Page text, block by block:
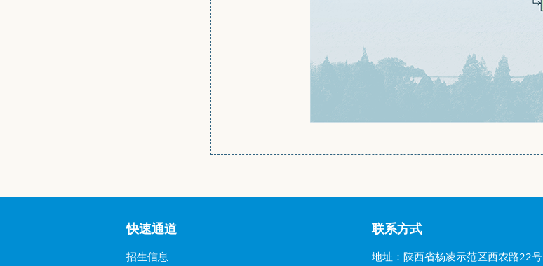
快速通道
招生信息
联系方式
地址：陕西省杨凌示范区西农路22号